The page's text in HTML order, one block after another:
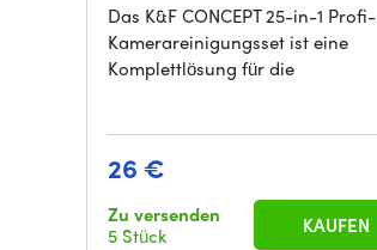
Das K&F CONCEPT 25-in-1 Profi-
Kamerareinigungsset ist eine
Komplettlösung für die
26 €
Zu versenden
5 Stück
KAUFEN